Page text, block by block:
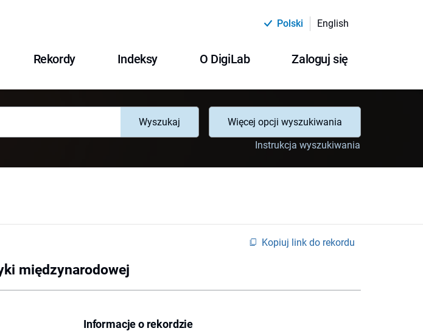
Polski English
Rekordy Indeksy O DigiLab Zaloguj się
Wyszukaj
Więcej opcji wyszukiwania
Instrukcja wyszukiwania
Kopiuj link do rekordu
międzynarodowej
Informacje o rekordzie